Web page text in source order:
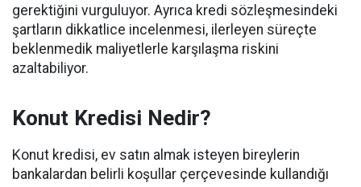
gerektiğini vurguluyor. Ayrıca kredi sözleşmesindeki
şartların dikkatlice incelenmesi, ilerleyen süreçte
beklenmedik maliyetlerle karşılaşma riskini
azaltabiliyor.
Konut Kredisi Nedir?
Konut kredisi, ev satın almak isteyen bireylerin
bankalardan belirli koşullar çerçevesinde kullandığı